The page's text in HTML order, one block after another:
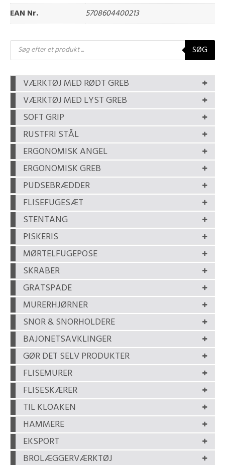
EAN Nr.
5708604400213
Products
search SØG
VÆRKTØJ MED RØDT GREB
VÆRKTØJ MED LYST GREB
SOFT GRIP
RUSTFRI STÅL
ERGONOMISK ANGEL
ERGONOMISK GREB
PUDSEBRÆDDER
FLISEFUGESÆT
STENTANG
PISKERIS
MØRTELFUGEPOSE
SKRABER
GRATSPADE
MURERHJØRNER
SNOR & SNORHOLDERE
BAJONETSAVKLINGER
GØR DET SELV PRODUKTER
FLISEMURER
FLISESKÆRER
TIL KLOAKEN
HAMMERE
EKSPORT
BROLÆGGERVÆRKTØJ